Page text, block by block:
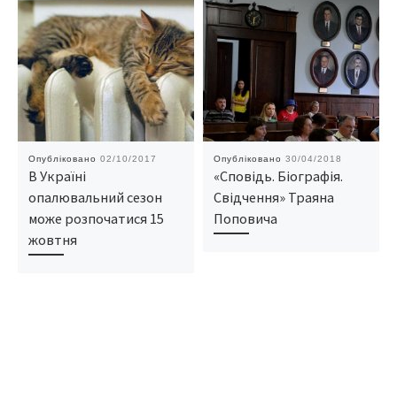
Опубліковано 02/10/2017
В Україні
опалювальний сезон
може розпочатися 15
жовтня
Опубліковано 30/04/2018
«Сповідь. Біографія.
Свідчення» Траяна
Поповича